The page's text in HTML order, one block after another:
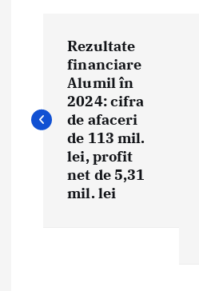
i
Rezultate
financiare
Alumil în
2024: cifra
de afaceri
de 113 mil.
lei, profit
net de 5,31
mil. lei